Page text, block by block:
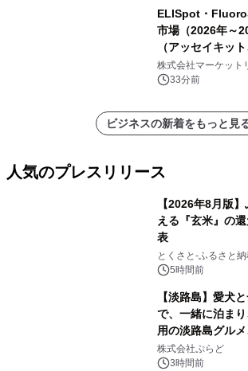
ELISpot・
市場（2026年～
（アッセイキッ
他）・分析レポ
株式会社マーケット
33分前
ビジネスの新着をもっと見
人気のプレスリリース
【2026年8月版
える『玄米』の
表
とくさと-ふるさと
5時間前
【淡路島】愛犬
で、一緒に泊ま
用の淡路島グル
プール グランピ
スの2施設で
株式会社ぷらど
3時間前